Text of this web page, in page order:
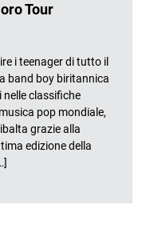
Tour
i teenager di tutto il
band boy biritannica
nelle classifiche
pop mondiale,
grazie alla
edizione della